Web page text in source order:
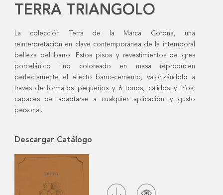
Descargar Catálogo
TERRA TRIANGOLO
La colección Terra de la Marca Corona, una
reinterpretación en clave contemporánea de la intemporal
belleza del barro. Estos pisos y revestimientos de gres
porcelánico fino coloreado en masa reproducen
perfectamente el efecto barro-cemento, valorizándolo a
través de formatos pequeños y 6 tonos, cálidos y fríos,
capaces de adaptarse a cualquier aplicación y gusto
personal.